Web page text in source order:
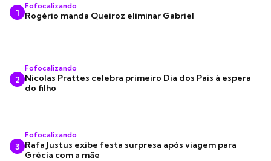
1
Fofocalizando
Rogério manda Queiroz eliminar Gabriel
2
Fofocalizando
Nicolas Prattes celebra primeiro Dia dos Pais à espera
do filho
3
Fofocalizando
Rafa Justus exibe festa surpresa após viagem para
Grécia com a mãe